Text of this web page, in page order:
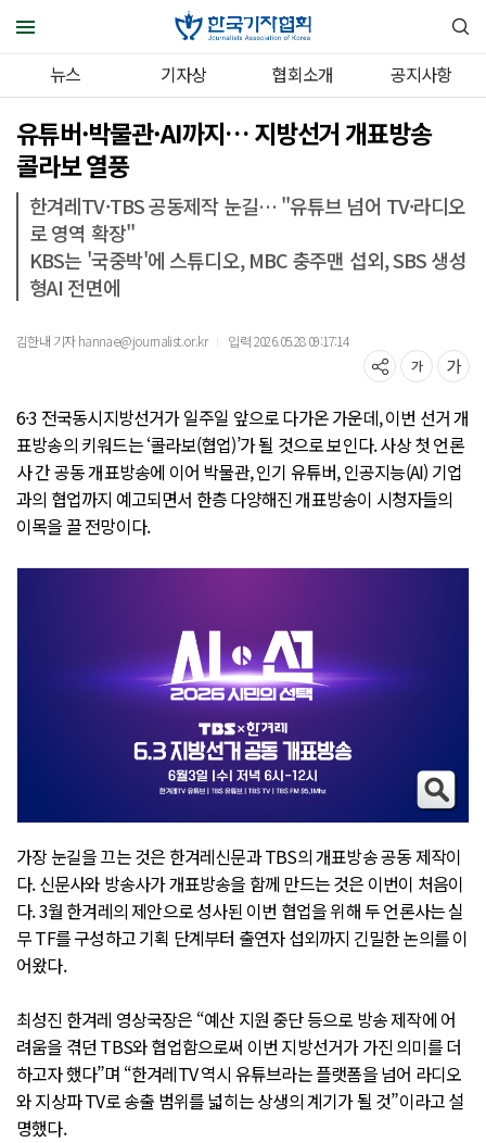
뉴스 기자상 협회소개 공지사항
유튜버·박물관·AI까지… 지방선거 개표방송
콜라보 열풍
한겨레TV·TBS 공동제작 눈길… "유튜브 넘어 TV·라디오
로 영역 확장"
KBS는 '국중박'에 스튜디오, MBC 충주맨 섭외, SBS 생성
형AI 전면에
김한내 기자 hannae@journalist.or.kr ｜ 입력 2026.05.28 09:17:14
6·3 전국동시지방선거가 일주일 앞으로 다가온 가운데, 이번 선거 개
표방송의 키워드는 ‘콜라보(협업)’가 될 것으로 보인다. 사상 첫 언론
사 간 공동 개표방송에 이어 박물관, 인기 유튜버, 인공지능(AI) 기업
과의 협업까지 예고되면서 한층 다양해진 개표방송이 시청자들의
이목을 끌 전망이다.
가장 눈길을 끄는 것은 한겨레신문과 TBS의 개표방송 공동 제작이
다. 신문사와 방송사가 개표방송을 함께 만드는 것은 이번이 처음이
다. 3월 한겨레의 제안으로 성사된 이번 협업을 위해 두 언론사는 실
무 TF를 구성하고 기획 단계부터 출연자 섭외까지 긴밀한 논의를 이
어왔다.
최성진 한겨레 영상국장은 “예산 지원 중단 등으로 방송 제작에 어
려움을 겪던 TBS와 협업함으로써 이번 지방선거가 가진 의미를 더
하고자 했다”며 “한겨레TV 역시 유튜브라는 플랫폼을 넘어 라디오
와 지상파 TV로 송출 범위를 넓히는 상생의 계기가 될 것”이라고 설
명했다.